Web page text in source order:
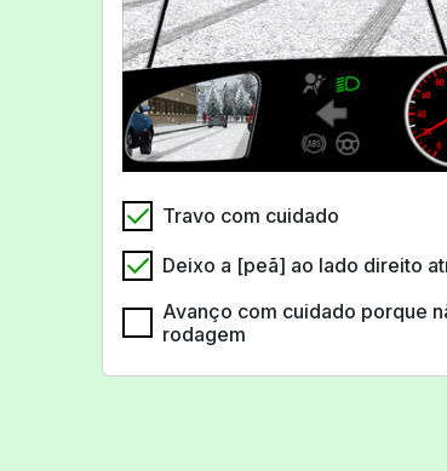
Travo com cuidado
Deixo a [peã] ao lado direito
Avanço com cuidado porque
rodagem